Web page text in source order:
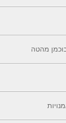
מהטה